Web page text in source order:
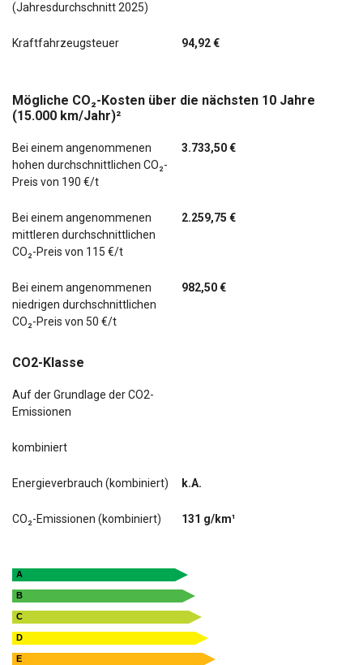
(Jahresdurchschnitt 2025)
Kraftfahrzeugsteuer 94,92 €
Mögliche CO₂-Kosten über die nächsten 10 Jahre
(15.000 km/Jahr)²
Bei einem angenommenen
hohen durchschnittlichen CO₂-
Preis von 190 €/t
3.733,50 €
Bei einem angenommenen
mittleren durchschnittlichen
CO₂-Preis von 115 €/t
2.259,75 €
Bei einem angenommenen
niedrigen durchschnittlichen
CO₂-Preis von 50 €/t
982,50 €
CO2-Klasse
Auf der Grundlage der CO2-
Emissionen
kombiniert
Energieverbrauch (kombiniert) k.A.
CO₂-Emissionen (kombiniert) 131 g/km¹
A
B
C
D
E